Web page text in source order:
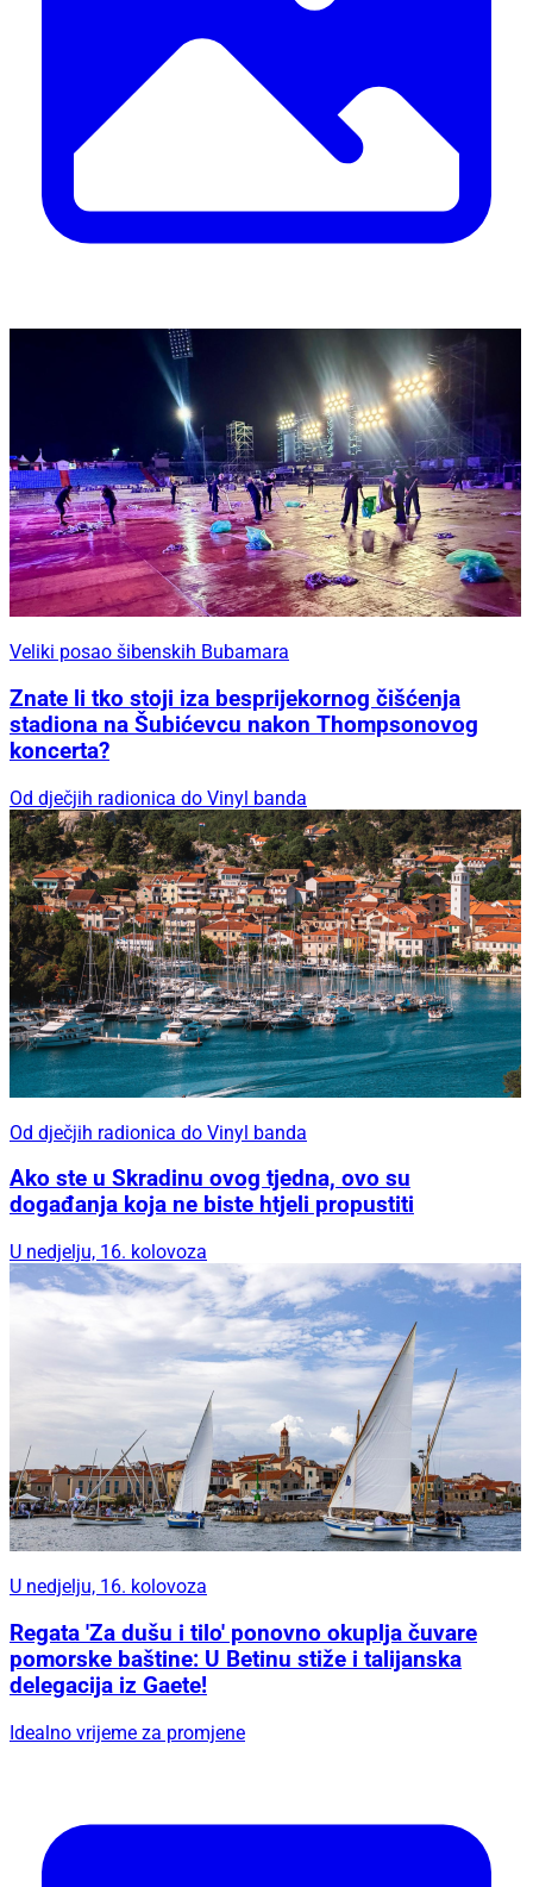
Veliki posao šibenskih Bubamara
Znate li tko stoji iza besprijekornog čišćenja
stadiona na Šubićevcu nakon Thompsonovog
koncerta?
Od dječjih radionica do Vinyl banda
Od dječjih radionica do Vinyl banda
Ako ste u Skradinu ovog tjedna, ovo su
događanja koja ne biste htjeli propustiti
U nedjelju, 16. kolovoza
U nedjelju, 16. kolovoza
Regata 'Za dušu i tilo' ponovno okuplja čuvare
pomorske baštine: U Betinu stiže i talijanska
delegacija iz Gaete!
Idealno vrijeme za promjene